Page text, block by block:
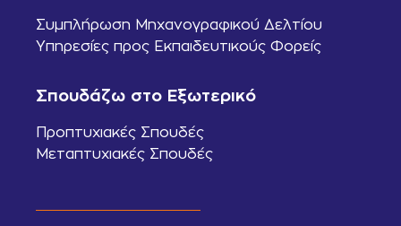
Συμπλήρωση Μηχανογραφικού Δελτίου
Υπηρεσίες προς Εκπαιδευτικούς Φορείς
Σπουδάζω στο Εξωτερικό
Προπτυχιακές Σπουδές
Μεταπτυχιακές Σπουδές